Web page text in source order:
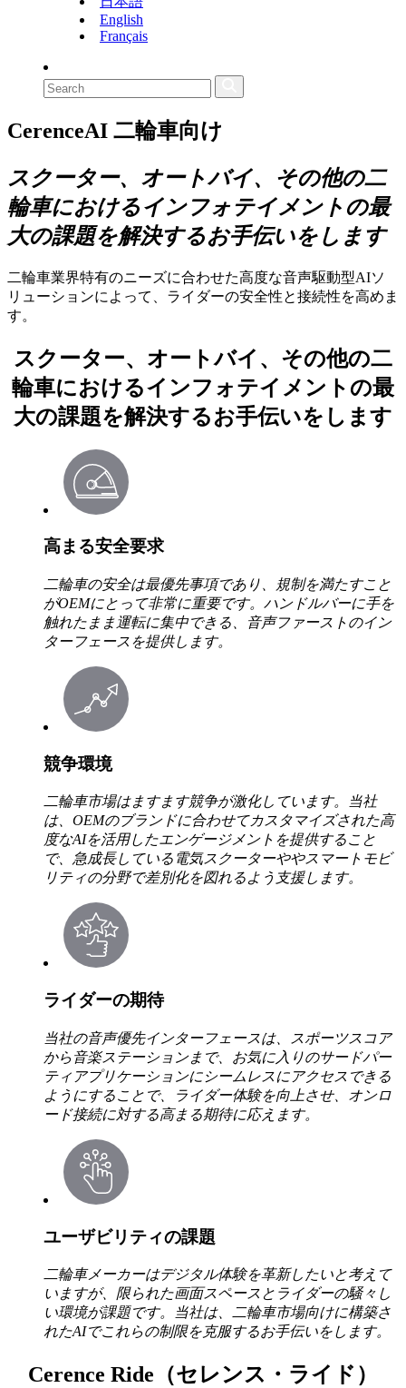
English
Français
CerenceAI 二輪車向け
スクーター、オートバイ、その他の二
輪車におけるインフォテイメントの最
大の課題を解決するお手伝いをします
二輪車業界特有のニーズに合わせた高度な音声駆動型AIソ
リューションによって、ライダーの安全性と接続性を高めま
す。
スクーター、オートバイ、その他の二
輪車におけるインフォテイメントの最
大の課題を解決するお手伝いをします
高まる安全要求
二輪車の安全は最優先事項であり、規制を満たすこと
がOEMにとって非常に重要です。ハンドルバーに手を
触れたまま運転に集中できる、音声ファーストのイン
ターフェースを提供します。
競争環境
二輪車市場はますます競争が激化しています。当社
は、OEMのブランドに合わせてカスタマイズされた高
度なAIを活用したエンゲージメントを提供すること
で、急成長している電気スクーターややスマートモビ
リティの分野で差別化を図れるよう支援します。
ライダーの期待
当社の音声優先インターフェースは、スポーツスコア
から音楽ステーションまで、お気に入りのサードパー
ティアプリケーションにシームレスにアクセスできる
ようにすることで、ライダー体験を向上させ、オンロ
ード接続に対する高まる期待に応えます。
ユーザビリティの課題
二輪車メーカーはデジタル体験を革新したいと考えて
いますが、限られた画面スペースとライダーの騒々し
い環境が課題です。当社は、二輪車市場向けに構築さ
れたAIでこれらの制限を克服するお手伝いをします。
Cerence Ride（セレンス・ライド）